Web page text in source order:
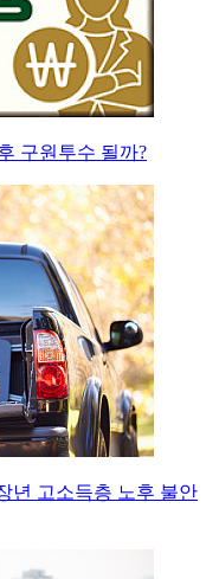
구원투수 될까?
년 고소득층 노후 불안